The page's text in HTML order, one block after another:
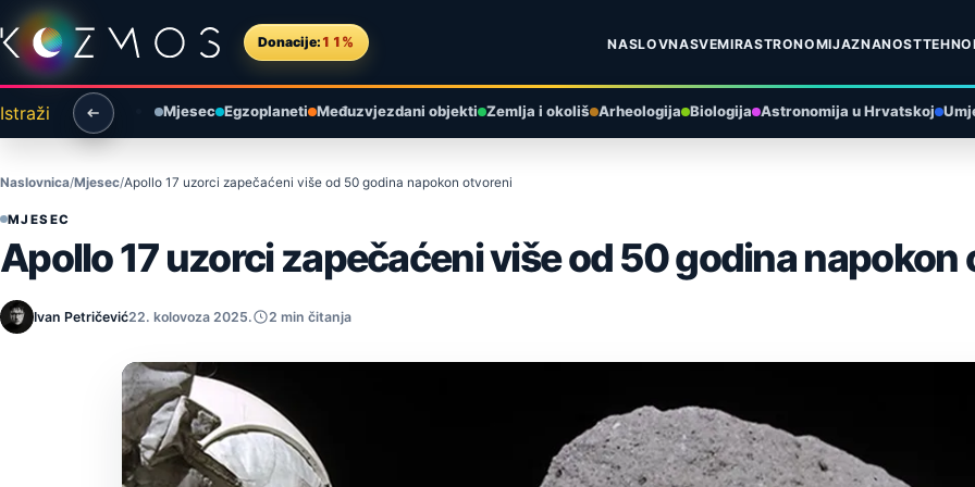
Preskoči na sadržaj
Donacije: 11% NASLOVNASVEMIRASTRONOMIJAZNANOST
Istraži Mjesec Egzoplaneti Međuzvjezdani objekti Zemlja i okoliš Arheologija Biologija Astronomija u Hrvatskoj
Naslovnica Mjesec Apollo 17 uzorci zapečaćeni više od 50 godina napokon otvoreni
MJESEC
Apollo 17 uzorci zapečaćeni više od 50 godina napokon
Ivan Petričević22. kolovoza 2025. 2 min čitanja